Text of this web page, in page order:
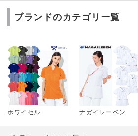
ブランドのカテゴリ一覧
ホワイセル ナガイレーベン